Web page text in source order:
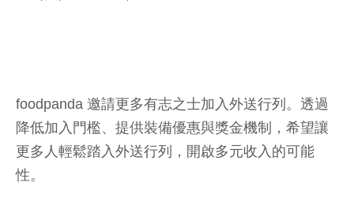
foodpanda 邀請更多有志之士加入外送行列。透過
降低加入門檻、提供裝備優惠與獎金機制，希望讓
更多人輕鬆踏入外送行列，開啟多元收入的可能
性。